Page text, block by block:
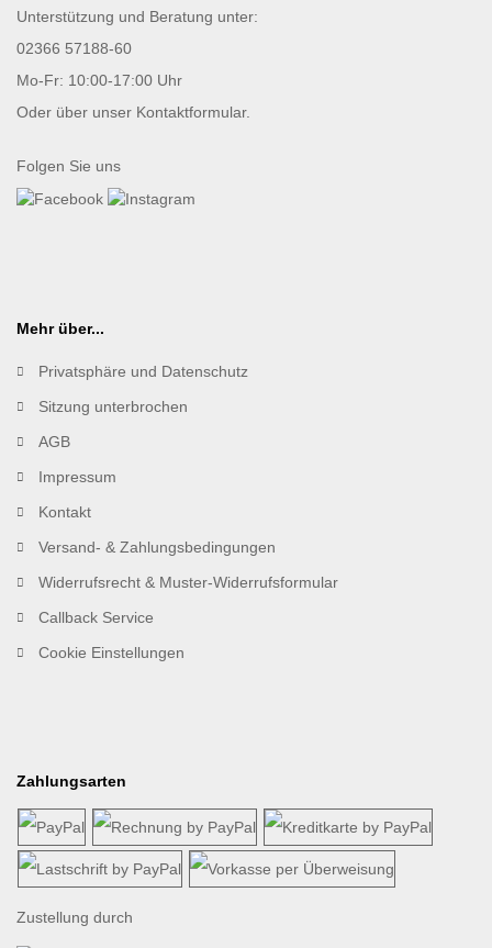
Unterstützung und Beratung unter:
02366 57188-60
Mo-Fr: 10:00-17:00 Uhr
Oder über unser Kontaktformular.
Folgen Sie uns
Mehr über...
Privatsphäre und Datenschutz
Sitzung unterbrochen
AGB
Impressum
Kontakt
Versand- & Zahlungsbedingungen
Widerrufsrecht & Muster-Widerrufsformular
Callback Service
Cookie Einstellungen
Zahlungsarten
Zustellung durch